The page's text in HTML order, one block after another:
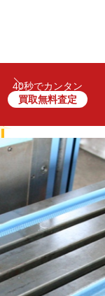
40秒でカンタン
買取無料査定